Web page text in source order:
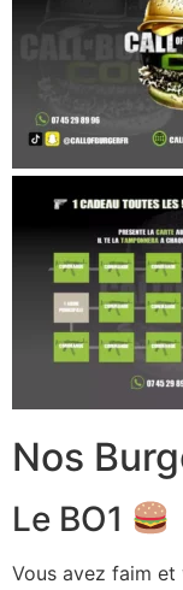
Nos
Le BO1
Vous avez faim et